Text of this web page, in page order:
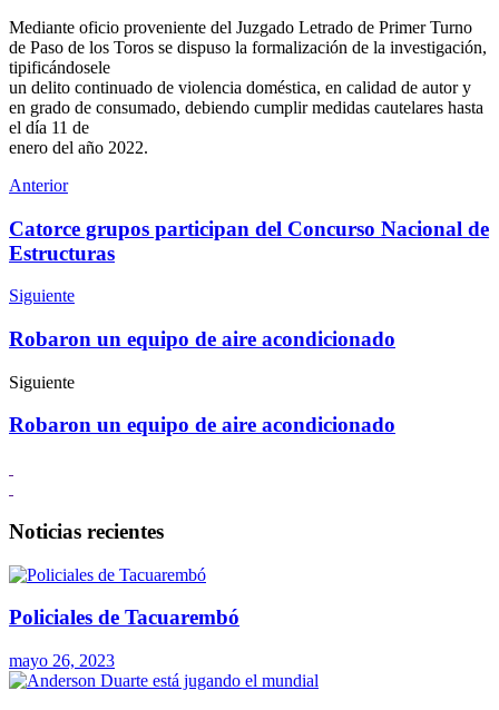
Mediante oficio proveniente del Juzgado Letrado de Primer Turno
de Paso de los Toros se dispuso la formalización de la investigación,
tipificándosele
un delito continuado de violencia doméstica, en calidad de autor y
en grado de consumado, debiendo cumplir medidas cautelares hasta
el día 11 de
enero del año 2022.
Anterior
Catorce grupos participan del Concurso Nacional de
Estructuras
Siguiente
Robaron un equipo de aire acondicionado
Siguiente
Robaron un equipo de aire acondicionado
Noticias recientes
Policiales de Tacuarembó
mayo 26, 2023